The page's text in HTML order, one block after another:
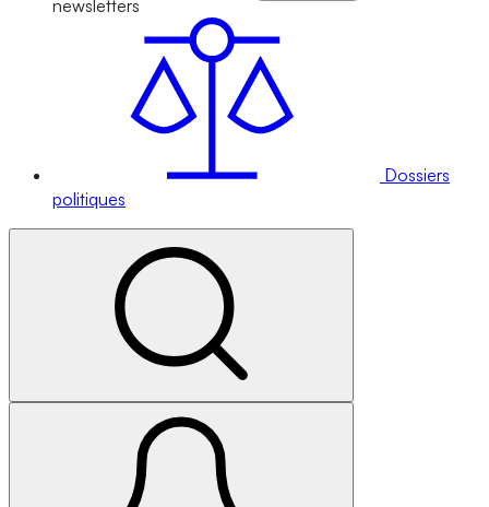
newsletters
Dossiers
politiques